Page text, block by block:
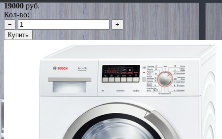
19000руб.
Кол-во:
−
+
Купить